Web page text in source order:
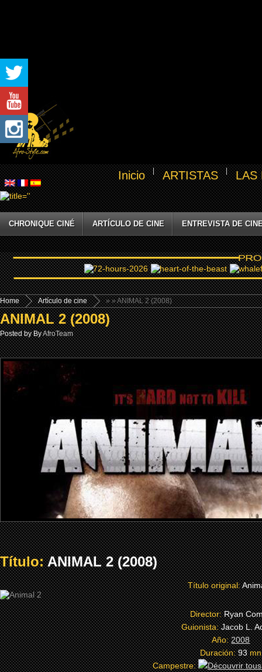
Inicio ARTISTAS LAS
CHRONIQUE CINÉ ARTÍCULO DE CINE ENTREVISTA DE
Home »
Artículo de cine » ANIMAL 2 (2008)
ANIMAL 2 (2008)
Posted by ByAfroTeam
Título:ANIMAL 2 (2008)
Título original:
Director:Ryan
Guionista:Jacob L.
Año:2008
Duración:93mn
Campestre: